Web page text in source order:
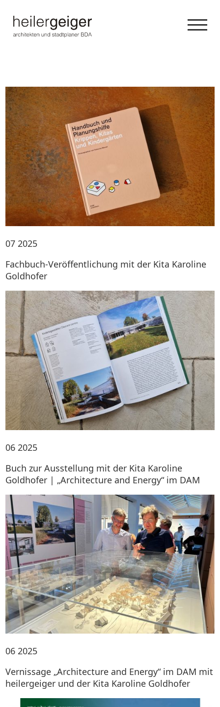
07 2025
Fachbuch-Veröffentlichung mit der Kita Karoline
Goldhofer
06 2025
Buch zur Ausstellung mit der Kita Karoline
Goldhofer | „Architecture and Energy“ im DAM
06 2025
Vernissage „Architecture and Energy“ im DAM mit
heilergeiger und der Kita Karoline Goldhofer